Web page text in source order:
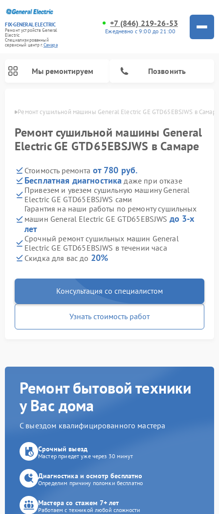
FIX-GENERAL ELECTRIC
Ремонт устройств General
Electric
Специализированный
cервисный центр г.Самара
+7 (846) 219-26-53
Ежедневно с 9:00 до 21:00
Мы ремонтируем Позвонить
Ремонт сушильной машины General Electric GE GTD65EBSJWS в Самаре
Ремонт сушильной машины General
Electric GE GTD65EBSJWS в Самаре
Стоимость ремонта от 780 руб.
Бесплатная диагностика даже при отказе
Привезем и увезем сушильную машину General
Electric GE GTD65EBSJWS сами
Гарантия на наши работы по ремонту сушильных
машин General Electric GE GTD65EBSJWS до 3-х
лет
Срочный ремонт сушильных машин General
Electric GE GTD65EBSJWS в течении часа
Скидка для вас до 20%
Консультация со специалистом
Узнать стоимость работ
Ремонт бытовой техники
у Вас дома
С выездом квалифицированного мастера
Срочный выезд
Мастер приедет уже через 30 минут
Диагностика и осмотр бесплатно
Определим причину поломки бесплатно
Мастера со стажем 7+ лет
Работаем с техникой любой сложности